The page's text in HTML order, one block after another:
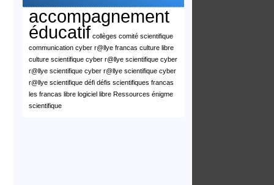
accompagnement
éducatif collèges comité scientifique
communication cyber r@llye francas culture libre
culture scientifique cyber r@llye scientifique cyber
r@llye scientifique cyber r@llye scientifique cyber
r@llye scientifique défi défis scientifiques francas
les francas libre logiciel libre Ressources énigme
scientifique